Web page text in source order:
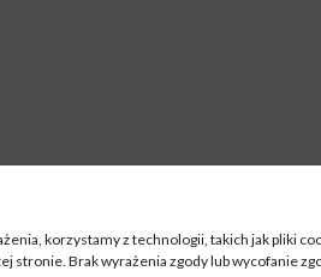
korzystamy z technologii, takich jak pliki
stronie. Brak wyrażenia zgody lub wycofanie